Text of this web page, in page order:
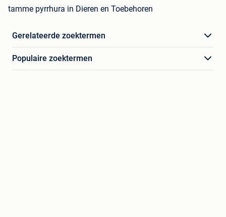
tamme pyrrhura in Dieren en Toebehoren
Gerelateerde zoektermen
Populaire zoektermen